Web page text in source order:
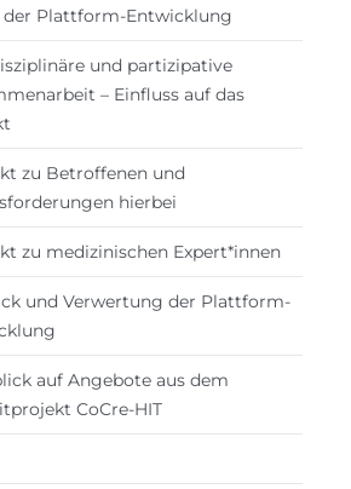
der Plattform-Entwicklung
und partizipative
– Einfluss auf das
zu Betroffenen und
hierbei
zu medizinischen Expert*innen
und Verwertung der Plattform-
auf Angebote aus dem
CoCre-HIT